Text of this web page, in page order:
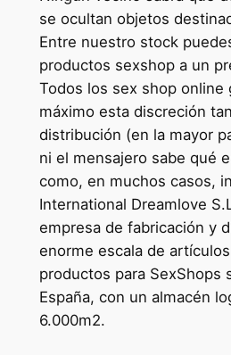
se ocultan objetos
Entre nuestro stock
productos sexshop a un
Todos los sex shop online
máximo esta discreción
distribución (en la mayor
ni el mensajero sabe qué
como, en muchos casos,
International Dreamlove
empresa de fabricación y
enorme escala de
productos para SexShops
España, con un almacén
6.000m2.